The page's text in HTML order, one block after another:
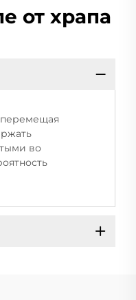
от храпа
перемещая
во